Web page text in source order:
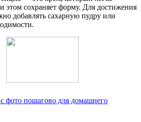
этом сохраняет форму. Для достижения
добавлять сахарную пудру или
фото пошагово для домашнего